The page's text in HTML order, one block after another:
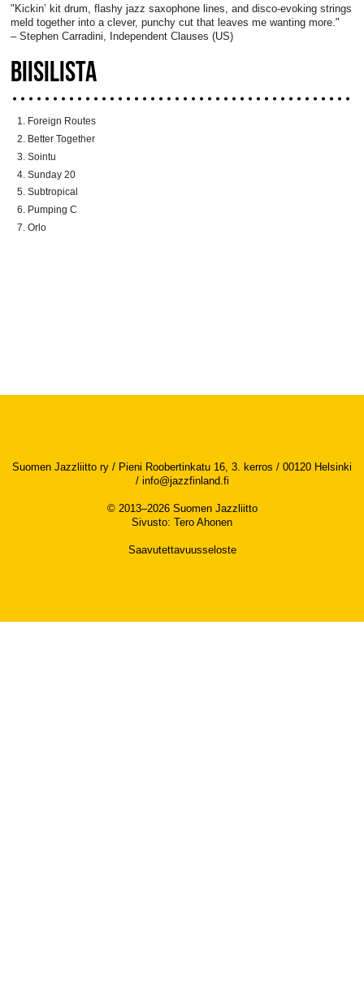
"Kickin’ kit drum, flashy jazz saxophone lines, and disco-evoking strings
meld together into a clever, punchy cut that leaves me wanting more."
– Stephen Carradini, Independent Clauses (US)
BIISILISTA
Foreign Routes
Better Together
Sointu
Sunday 20
Subtropical
Pumping C
Orlo
Suomen Jazzliitto ry / Pieni Roobertinkatu 16, 3. kerros / 00120 Helsinki
/ info@jazzfinland.fi
© 2013–2026 Suomen Jazzliitto
Sivusto: Tero Ahonen
Saavutettavuusseloste